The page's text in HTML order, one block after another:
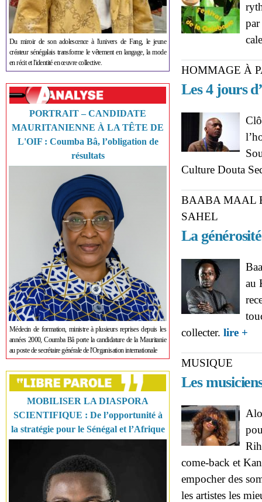
Du miroir de son adolescence à l'univers de Fang, le jeune
créateur sénégalais transforme le vêtement en langage, la mode
en récit et l'identité en œuvre collective.
PORTRAIT – CANDIDATE
MAURITANIENNE À LA TÊTE DE
L'OIF : Coumba Bâ, l’obligation de
résultats
Médecin de formation, ministre à plusieurs reprises depuis les
années 2000, Coumba Bâ porte la candidature de la Mauritanie
au poste de secrétaire générale de l'Organisation internationale
MOBILISER LA DIASPORA
SCIENTIFIQUE : De l’opportunité à
la stratégie pour le Sénégal et l’Afrique
HOMMAGE À
Les 4 jours
Culture Douta
BAABA MAAL
SAHEL
La
au
collecter. lire +
MUSIQUE
Les
come-back et
empocher des
les artistes les